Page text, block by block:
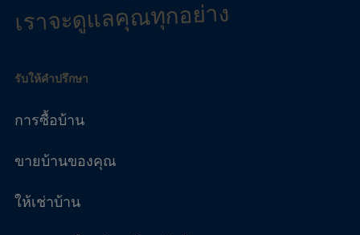
เราจะดูแลคุณทุกอย่าง
รับให้คำปรึกษา
การซื้อบ้าน
ขายบ้านของคุณ
ให้เช่าบ้าน